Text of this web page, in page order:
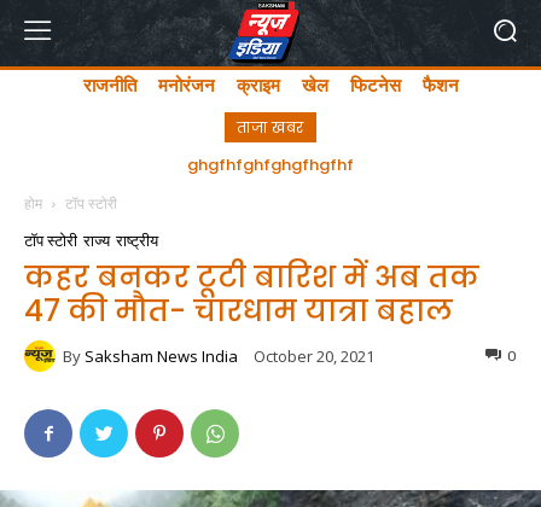
राजनीति मनोरंजन क्राइम खेल फिटनेस फैशन
ताजा खबर
ghgfhfghfghgfhgfhf
अयोध्या में लता मंगेशकर चौक का सीएम योगी ने किया उद्घाटन
होम टॉप स्टोरी
टॉप स्टोरी राज्य राष्ट्रीय
कहर बनकर टूटी बारिश में अब तक
47 की मौत- चारधाम यात्रा बहाल
By Saksham News India October 20, 2021 0